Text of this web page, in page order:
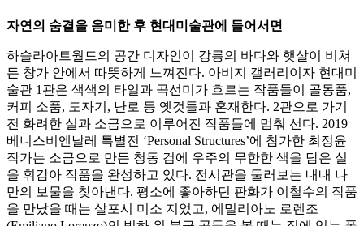
자연의 숨결을 음미한 후 현대미술관에 들어서면
하슬라아트월드의 공간 디자인이 강릉의 바다와 햇살이 비쳐
든 창가 안에서 따뜻하게 느껴진다. 아비지 갤러리이자 현대미
술관 1관은 색색의 타일과 곡선미가 흐르는 작품들이 골동품,
커피 소품, 도자기, 난로 등 옛것들과 혼재한다. 2관으로 가기
전 화려한 실과 소금으로 이루어진 작품들에 멈춰 선다. 2019
베니스비엔날레 특별전 ‘Personal Structures’에 참가한 최정윤
작가는 소금으로 만든 청동 검에 우주의 무한한 색을 담은 실
을 휘감아 작품을 완성하고 있다. 전시관을 둘러보는 내내 나
만의 보물을 찾아낸다. 평소에 좋아하던 판화가 이철수의 작품
을 만났을 때는 살포시 미소 지었고, 에밀리아노 로렌조